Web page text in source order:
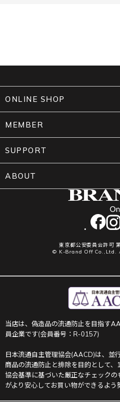
facebook
東京都公安委員会許可
© K-Brand Off Co.,Ltd.
ONLINE SHOP
MEMBER
SUPPORT
ABOUT
当店は、偽造品の流通防止を目指す
員企業です(会員番号：R-0157)
日本流通自主管理協会(AACD)は、並
商品の流通防止と排除を目的として
協会基準に基づいた厳正なチェックの
がより安心してお買い物ができるよう